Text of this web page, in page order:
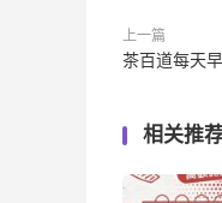
上一篇
茶百道每天
相关推